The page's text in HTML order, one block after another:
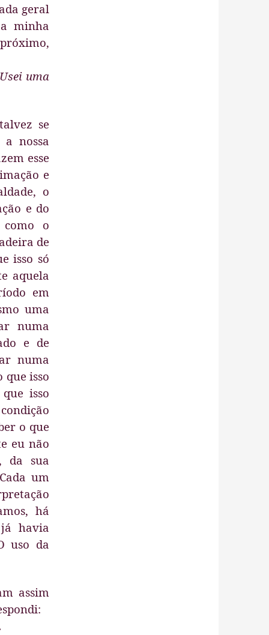
geral
minha
uma
se
nossa
esse
e
o
e do
como o
de
isso só
aquela
em
uma
numa
e de
numa
que isso
isso
o que
eu não
da sua
um
há
havia
uso da
assim